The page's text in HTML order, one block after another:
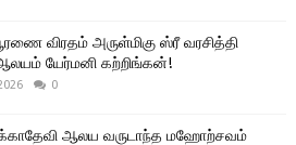
விரதம் அருள்மிகு ஸ்ரீ வரசித்தி
யேர்மனி கற்றிங்கன்!
0
ஆலய வருடாந்த மஹோற்சவம்